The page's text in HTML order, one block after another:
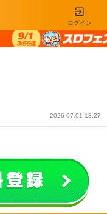
ログイン
2026 07.01 13:27